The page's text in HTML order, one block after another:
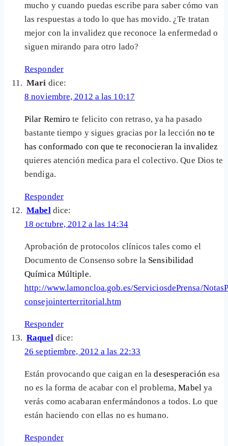
mucho y cuando puedas escribe para saber cómo van
las respuestas a todo lo que has movido. ¿Te tratan
mejor con la invalidez que reconoce la enfermedad o
siguen mirando para otro lado?
Responder
Mari dice:
8 noviembre, 2012 a las 10:17
Pilar Remiro te felicito con retraso, ya ha pasado
bastante tiempo y sigues gracias por la lección no te
has conformado con que te reconocieran la invalidez
quieres atención medica para el colectivo. Que Dios te
bendiga.
Responder
Mabel dice:
18 octubre, 2012 a las 14:34
Aprobación de protocolos clínicos tales como el
Documento de Consenso sobre la Sensibilidad
Química Múltiple.
http://www.lamoncloa.gob.es/ServiciosdePrensa/
consejointerterritorial.htm
Responder
Raquel dice:
26 septiembre, 2012 a las 22:33
Están provocando que caigan en ladesesperación esa
no es la forma de acabar con el problema,Mabelya
verás como acabaran enfermándonos a todos. Lo que
están haciendo con ellas no es humano.
Responder